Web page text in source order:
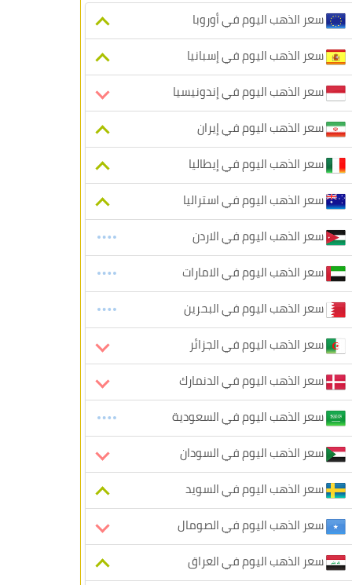
سعر الذهب اليوم في أوروبا
سعر الذهب اليوم في إسبانيا
سعر الذهب اليوم في إندونيسيا
سعر الذهب اليوم في إيران
سعر الذهب اليوم في إيطاليا
سعر الذهب اليوم في استراليا
سعر الذهب اليوم في الاردن
سعر الذهب اليوم في الامارات
سعر الذهب اليوم في البحرين
سعر الذهب اليوم في الجزائر
سعر الذهب اليوم في الدنمارك
سعر الذهب اليوم في السعودية
سعر الذهب اليوم في السودان
سعر الذهب اليوم في السويد
سعر الذهب اليوم في الصومال
سعر الذهب اليوم في العراق